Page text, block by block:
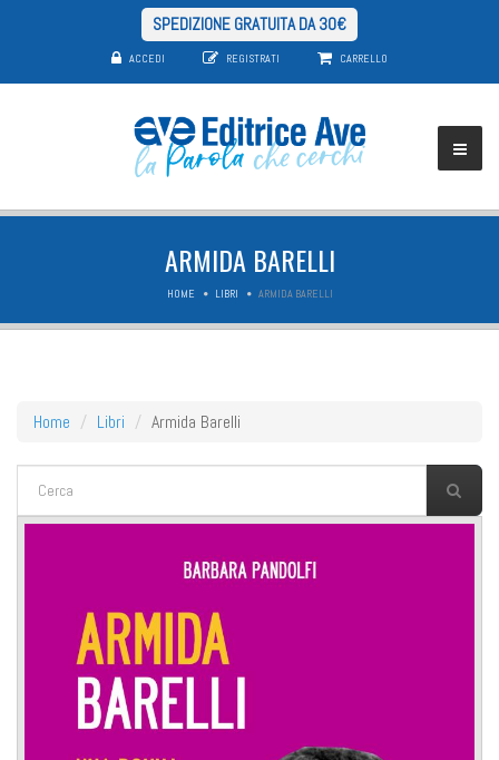
SPEDIZIONE GRATUITA DA 30€
ACCEDI REGISTRATI CARRELLO
ARMIDA BARELLI
HOME LIBRI ARMIDA BARELLI
Home Libri Armida Barelli
FORM DI RICERCA